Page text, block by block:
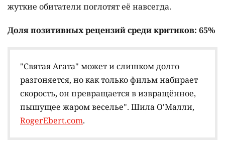
жуткие обитатели поглотят её навсегда.
Доля позитивных рецензий среди критиков: 65%
"Святая Агата" может и слишком долго
разгоняется, но как только фильм набирает
скорость, он превращается в извращённое,
пышущее жаром веселье". Шила О'Малли,
RogerEbert.com.